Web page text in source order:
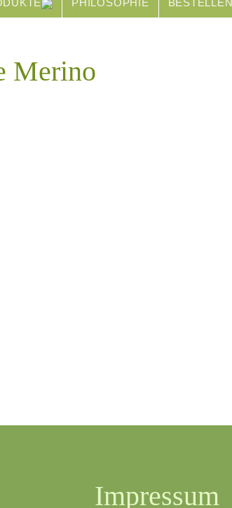
PHILOSOPHIE BESTELLEN
Merino
Impressum